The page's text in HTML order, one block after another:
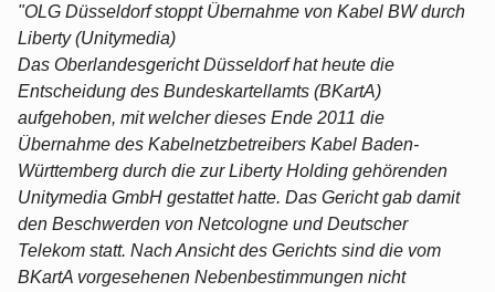
"OLG Düsseldorf stoppt Übernahme von Kabel BW durch
Liberty (Unitymedia)
Das Oberlandesgericht Düsseldorf hat heute die
Entscheidung des Bundeskartellamts (BKartA)
aufgehoben, mit welcher dieses Ende 2011 die
Übernahme des Kabelnetzbetreibers Kabel Baden-
Württemberg durch die zur Liberty Holding gehörenden
Unitymedia GmbH gestattet hatte. Das Gericht gab damit
den Beschwerden von Netcologne und Deutscher
Telekom statt. Nach Ansicht des Gerichts sind die vom
BKartA vorgesehenen Nebenbestimmungen nicht